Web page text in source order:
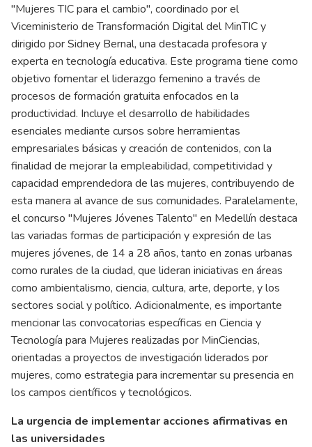
"Mujeres TIC para el cambio", coordinado por el
Viceministerio de Transformación Digital del MinTIC y
dirigido por Sidney Bernal, una destacada profesora y
experta en tecnología educativa. Este programa tiene como
objetivo fomentar el liderazgo femenino a través de
procesos de formación gratuita enfocados en la
productividad. Incluye el desarrollo de habilidades
esenciales mediante cursos sobre herramientas
empresariales básicas y creación de contenidos, con la
finalidad de mejorar la empleabilidad, competitividad y
capacidad emprendedora de las mujeres, contribuyendo de
esta manera al avance de sus comunidades. Paralelamente,
el concurso "Mujeres Jóvenes Talento" en Medellín destaca
las variadas formas de participación y expresión de las
mujeres jóvenes, de 14 a 28 años, tanto en zonas urbanas
como rurales de la ciudad, que lideran iniciativas en áreas
como ambientalismo, ciencia, cultura, arte, deporte, y los
sectores social y político. Adicionalmente, es importante
mencionar las convocatorias específicas en Ciencia y
Tecnología para Mujeres realizadas por MinCiencias,
orientadas a proyectos de investigación liderados por
mujeres, como estrategia para incrementar su presencia en
los campos científicos y tecnológicos.
La urgencia de implementar acciones afirmativas en
las universidades